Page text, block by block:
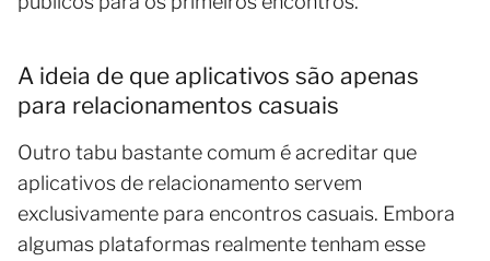
A ideia de que aplicativos são apenas
para relacionamentos casuais
Outro tabu bastante comum é acreditar que
aplicativos de relacionamento servem
exclusivamente para encontros casuais. Embora
algumas plataformas realmente tenham esse